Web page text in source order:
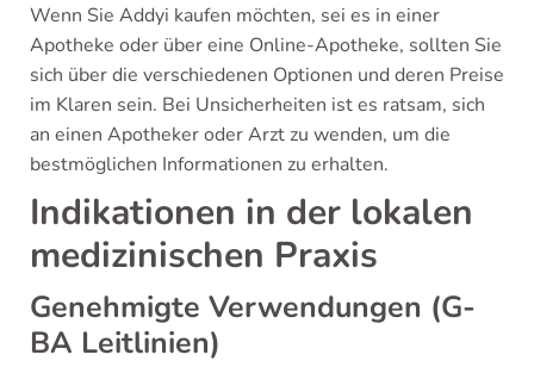
Wenn Sie Addyi kaufen möchten, sei es in einer
Apotheke oder über eine Online-Apotheke, sollten Sie
sich über die verschiedenen Optionen und deren Preise
im Klaren sein. Bei Unsicherheiten ist es ratsam, sich
an einen Apotheker oder Arzt zu wenden, um die
bestmöglichen Informationen zu erhalten.
Indikationen in der lokalen
medizinischen Praxis
Genehmigte Verwendungen (G-
BA Leitlinien)